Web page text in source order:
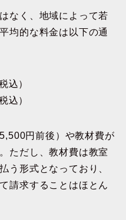
なく、地域によって若
均的な料金は以下の通
込）
込）
円前後）や教材費が
ただし、教材費は教室
う形式となっており、
請求することはほとん